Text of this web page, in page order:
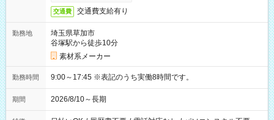
交通費 交通費支給有り
勤務地
埼玉県草加市
谷塚駅から徒歩10分
素材系メーカー
勤務時間 9:00～17:45 ※表記のうち実働8時間です。
期間 2026/8/10～長期